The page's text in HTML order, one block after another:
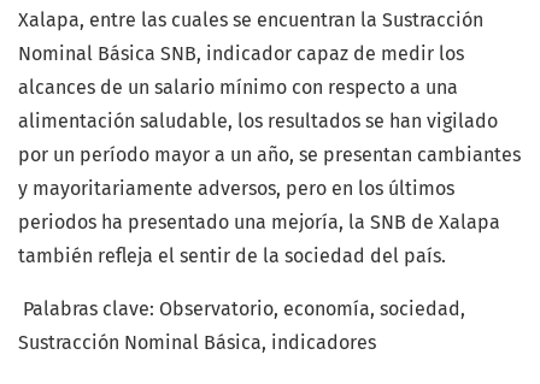
Xalapa, entre las cuales se encuentran la Sustracción
Nominal Básica SNB, indicador capaz de medir los
alcances de un salario mínimo con respecto a una
alimentación saludable, los resultados se han vigilado
por un período mayor a un año, se presentan cambiantes
y mayoritariamente adversos, pero en los últimos
periodos ha presentado una mejoría, la SNB de Xalapa
también refleja el sentir de la sociedad del país.
Palabras clave: Observatorio, economía, sociedad,
Sustracción Nominal Básica, indicadores